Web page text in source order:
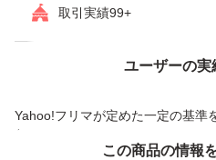
※画像・文章のコピー利用は
東京ぼーの
取引実績99+
ユーザーの実
Yahoo!フリマが定めた一定の基準
付与しています
価格の相談
この商品の情報
この商品をみている人にオス